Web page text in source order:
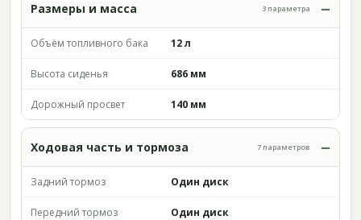
Размеры и масса 3 параметра
Объём топливного бака 12 л
Высота сиденья 686 мм
Дорожный просвет 140 мм
Ходовая часть и тормоза 7 параметров
Задний тормоз Один диск
Передний тормоз Один диск